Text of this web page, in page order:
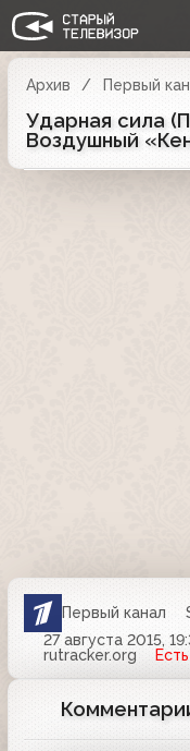
Архив Первый
Ударная сила
Воздушный
Первый канал
27 августа 2015,
rutracker.org